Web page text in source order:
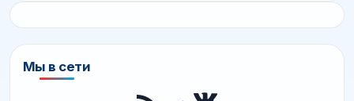
Мы в сети